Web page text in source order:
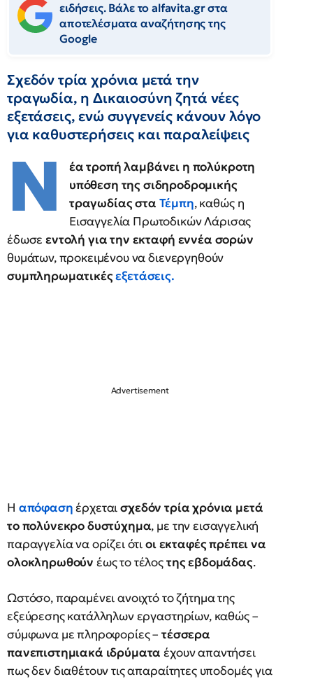
ειδήσεις. Βάλε το alfavita.gr στα
αποτελέσματα αναζήτησης της
Google
Σχεδόν τρία χρόνια μετά την
τραγωδία, η Δικαιοσύνη ζητά νέες
εξετάσεις, ενώ συγγενείς κάνουν λόγο
για καθυστερήσεις και παραλείψεις
Ν
έα τροπή λαμβάνει η πολύκροτη
υπόθεση της σιδηροδρομικής
τραγωδίας στα Τέμπη, καθώς η
Εισαγγελία Πρωτοδικών Λάρισας
έδωσεεντολή για την εκταφή εννέα σορών
θυμάτων, προκειμένου να διενεργηθούν
συμπληρωματικέςεξετάσεις.
Η απόφασηέρχεταισχεδόν τρία χρόνια μετά
το πολύνεκρο δυστύχημα, με την εισαγγελική
παραγγελία να ορίζει ότιοι εκταφές πρέπει να
ολοκληρωθούν έως το τέλοςτης εβδομάδας.
Ωστόσο, παραμένει ανοιχτό το ζήτημα της
εξεύρεσης κατάλληλων εργαστηρίων, καθώς –
σύμφωνα με πληροφορίες – τέσσερα
πανεπιστημιακά ιδρύματα έχουν απαντήσει
πως δεν διαθέτουν τις απαραίτητες υποδομές για